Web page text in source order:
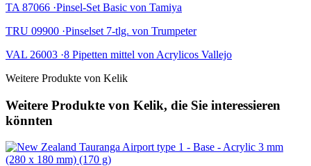
TA 87066 ·Pinsel-Set Basic von Tamiya
TRU 09900 ·Pinselset 7-tlg. von Trumpeter
VAL 26003 ·8 Pipetten mittel von Acrylicos Vallejo
Weitere Produkte von Kelik
Weitere Produkte von Kelik, die Sie interessieren
könnten